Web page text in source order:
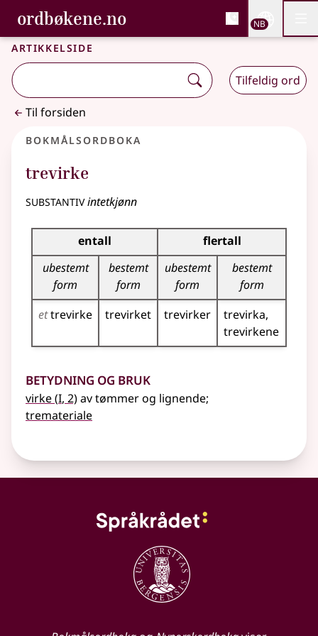
Gå til hovedinnhold
Tilgjengelighet
ordbøkene.no, Bokmålsordboka og
Bokmålsordboka og Nynorskordboka
NB
Artikkelside
Tilfeldig ord
Til forsiden
Bokmålsordboka
trevirke
substantivintetkjønn
Bøyingstabell for dette substantivet
entall
flertall
ubestemt
form
bestemt
form
ubestemt
form
bestemt
form
ettrevirke trevirket trevirker
trevirka
trevirkene
Betydning og bruk
virke(1
I, 2)av tømmerog lignende;
tremateriale